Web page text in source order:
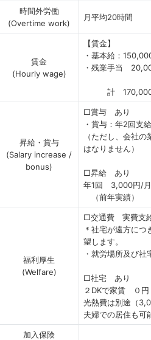
時間外労働
(Overtime work)
月平均20時間
賃金
(Hourly wage)
【賃金】
・基本給：
・残業手当
計 170,000
昇給・賞与
(Salary increase /
bonus)
□賞与 あり
・賞与：年2回支給
（ただし、会社
はなりません）
□昇給 あり
年1回 3,000円/
（前年実績）
福利厚生
(Welfare)
□交通費 実費支給
＊社宅が遠方に
望します。
・就労場所及び社
□社宅 あり
２DKで家賃 ０円
光熱費は別途（
夫婦での居住も可
加入保険